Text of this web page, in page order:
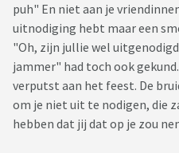
puh" En niet aan je
uitnodiging hebt maar een
"Oh, zijn jullie wel
jammer" had toch ook
verputst aan het feest. De
om je niet uit te nodigen, die
hebben dat jij dat op je zou